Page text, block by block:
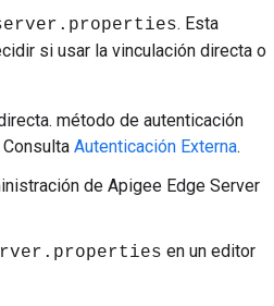
server.properties. Esta
si usar la vinculación directa o
método de autenticación
Autenticación Externa.
de Apigee Edge Server
en un editor